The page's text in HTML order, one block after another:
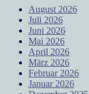
August 2026
Juli 2026
Juni 2026
Mai 2026
April 2026
März 2026
Februar 2026
Januar 2026